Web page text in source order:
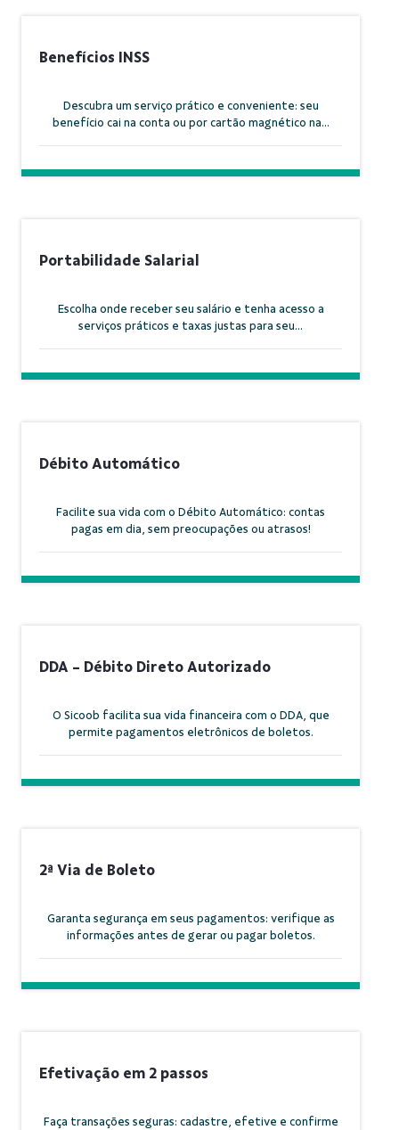
Benefícios INSS
Descubra um serviço prático e conveniente: seu
benefício cai na conta ou por cartão magnético na...
Portabilidade Salarial
Escolha onde receber seu salário e tenha acesso a
serviços práticos e taxas justas para seu...
Débito Automático
Facilite sua vida com o Débito Automático: contas
pagas em dia, sem preocupações ou atrasos!
DDA - Débito Direto Autorizado
O Sicoob facilita sua vida financeira com o DDA, que
permite pagamentos eletrônicos de boletos.
2ª Via de Boleto
Garanta segurança em seus pagamentos: verifique as
informações antes de gerar ou pagar boletos.
Efetivação em 2 passos
Faça transações seguras: cadastre, efetive e confirme